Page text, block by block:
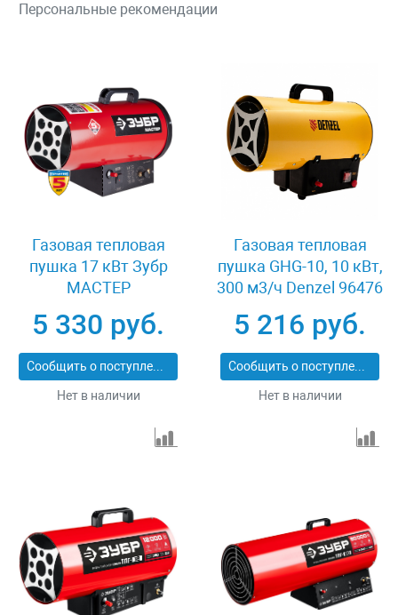
Персональные рекомендации
Газовая тепловая
пушка 17 кВт Зубр
МАСТЕР
5 330 руб.
Сообщить о поступлении
Нет в наличии
Газовая тепловая
пушка GHG-10, 10 кВт,
300 м3/ч Denzel 96476
5 216 руб.
Сообщить о поступлении
Нет в наличии